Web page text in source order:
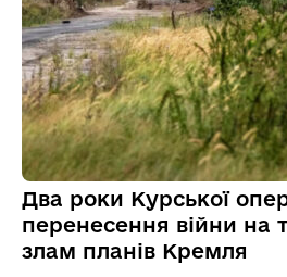
Два роки Курської
перенесення війни на
злам планів Кремля